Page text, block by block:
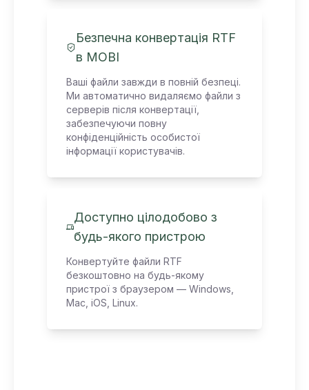
Безпечна конвертація RTF
в MOBI
Ваші файли завжди в повній безпеці.
Ми автоматично видаляємо файли з
серверів після конвертації,
забезпечуючи повну
конфіденційність особистої
інформації користувачів.
Доступно цілодобово з
будь-якого пристрою
Конвертуйте файли RTF
безкоштовно на будь-якому
пристрої з браузером — Windows,
Mac, iOS, Linux.